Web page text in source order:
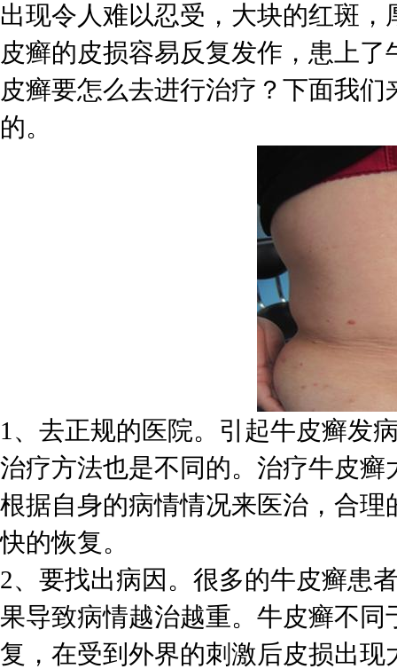
出现令人难以忍受，大块的红斑
皮癣的皮损容易反复发作，患上
皮癣要怎么去进行治疗？下面我们
的。
1、去正规的医院。引起牛皮癣发
治疗方法也是不同的。治疗牛皮
根据自身的病情情况来医治，合
快的恢复。
2、要找出病因。很多的牛皮癣患
果导致病情越治越重。牛皮癣不
复，在受到外界的刺激后皮损出